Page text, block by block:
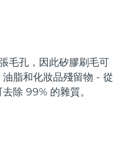
毛孔，因此矽膠刷毛可
脂和化妝品殘留物 - 從
除 99% 的雜質。
預計送達日期8/11/26
預計送達日期